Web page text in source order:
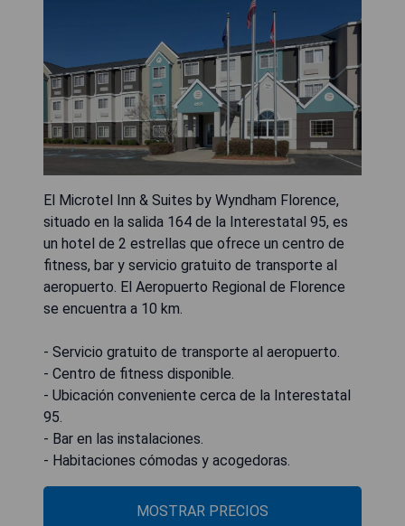
El Microtel Inn & Suites by Wyndham Florence,
situado en la salida 164 de la Interestatal 95, es
un hotel de 2 estrellas que ofrece un centro de
fitness, bar y servicio gratuito de transporte al
aeropuerto. El Aeropuerto Regional de Florence
se encuentra a 10 km.
- Servicio gratuito de transporte al aeropuerto.
- Centro de fitness disponible.
- Ubicación conveniente cerca de la Interestatal
95.
- Bar en las instalaciones.
- Habitaciones cómodas y acogedoras.
MOSTRAR PRECIOS